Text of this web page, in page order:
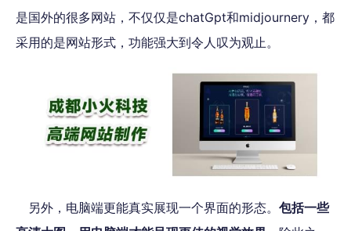
是国外的很多网站，不仅仅是chatGpt和midjournery，都
采用的是网站形式，功能强大到令人叹为观止。
另外，电脑端更能真实展现一个界面的形态。 包括一些